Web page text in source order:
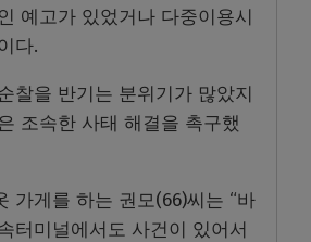
예고가 있었거나 다중이용시
다.
찰을 반기는 분위기가 많았지
조속한 사태 해결을 촉구했
가게를 하는 권모(66)씨는 “바
터미널에서도 사건이 있어서